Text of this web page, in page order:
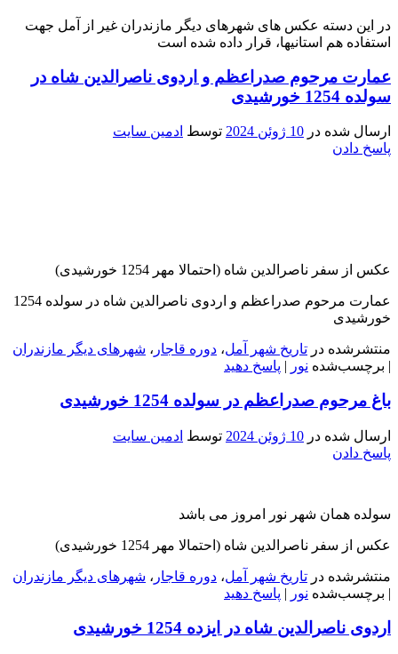
در این دسته عکس های شهرهای دیگر مازندران غیر از آمل جهت
استفاده هم استانیها، قرار داده شده است
عمارت مرحوم صدراعظم و اردوی ناصرالدین شاه در
سولده 1254 خورشیدی
ارسال شده در 10 ژوئن 2024 توسط ادمین سایت
پاسخ دادن
عکس از سفر ناصرالدین شاه (احتمالا مهر 1254 خورشیدی)
عمارت مرحوم صدراعظم و اردوی ناصرالدین شاه در سولده 1254
خورشیدی
منتشرشده در تاریخ شهر آمل، دوره قاجار ، شهرهای دیگر مازندران
برچسب‌شده نور پاسخ دهید
باغ مرحوم صدراعظم در سولده 1254 خورشیدی
ارسال شده در 10 ژوئن 2024 توسط ادمین سایت
پاسخ دادن
سولده همان شهر نور امروز می باشد
عکس از سفر ناصرالدین شاه (احتمالا مهر 1254 خورشیدی)
منتشرشده در تاریخ شهر آمل، دوره قاجار ، شهرهای دیگر مازندران
| برچسب‌شده نور | پاسخ دهید
اردوی ناصرالدین شاه در ایزده 1254 خورشیدی